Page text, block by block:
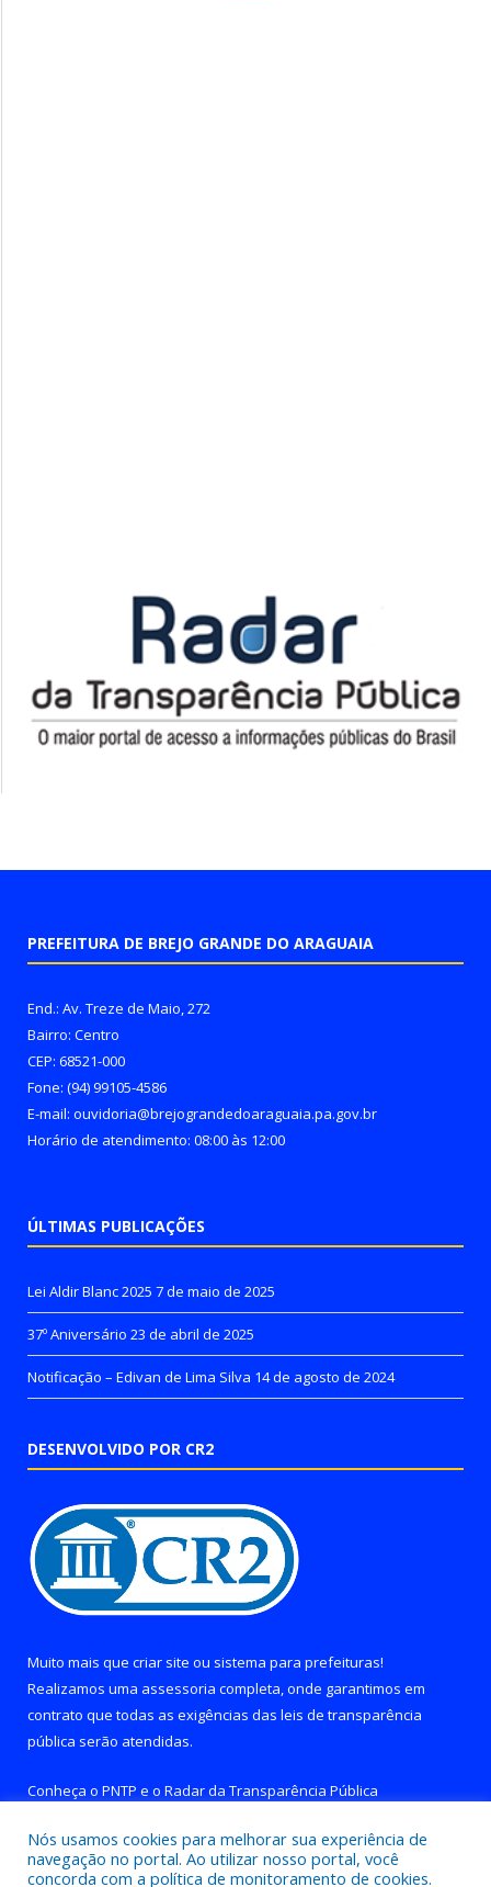
PREFEITURA DE BREJO GRANDE DO ARAGUAIA
End.: Av. Treze de Maio, 272
Bairro: Centro
CEP: 68521-000
Fone: (94) 99105-4586
E-mail: ouvidoria@brejograndedoaraguaia.pa.gov.br
Horário de atendimento: 08:00 às 12:00
ÚLTIMAS PUBLICAÇÕES
Lei Aldir Blanc 2025 7 de maio de 2025
37º Aniversário 23 de abril de 2025
Notificação – Edivan de Lima Silva 14 de agosto de 2024
DESENVOLVIDO POR CR2
Muito mais que criar site ou sistema para prefeituras!
Realizamos uma assessoria completa, onde garantimos em
contrato que todas as exigências das leis de transparência
pública serão atendidas.
Conheça o PNTP e o Radar da Transparência Pública
Nós usamos cookies para melhorar sua experiência de
navegação no portal. Ao utilizar nosso portal, você
concorda com a política de monitoramento de cookies.